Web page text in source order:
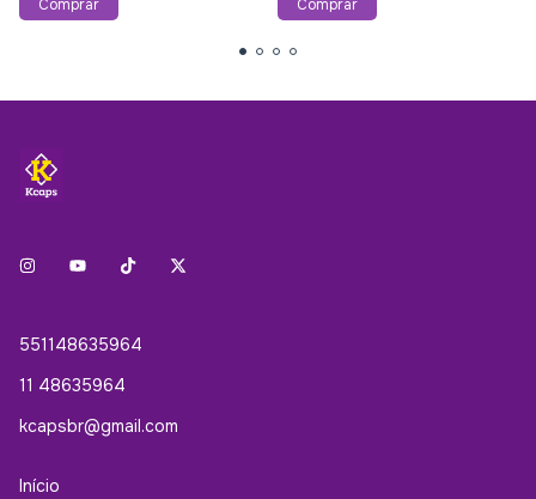
551148635964
11 48635964
kcapsbr@gmail.com
Início